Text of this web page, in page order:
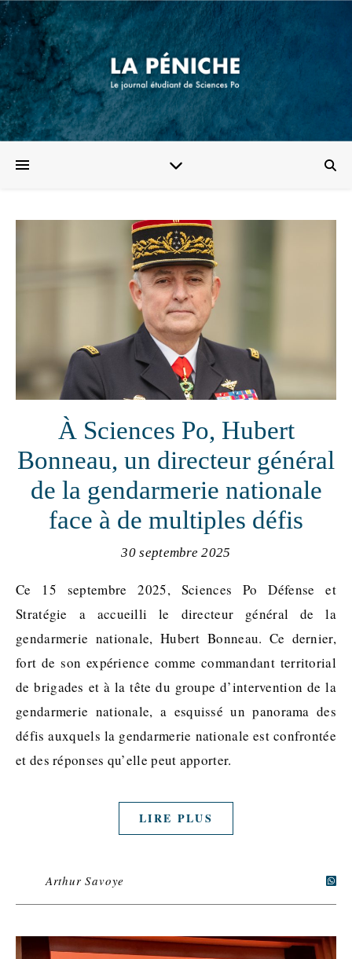
À Sciences Po, Hubert
Bonneau, un directeur général
de la gendarmerie nationale
face à de multiples défis
30 septembre 2025
Ce 15 septembre 2025, Sciences Po Défense et
Stratégie a accueilli le directeur général de la
gendarmerie nationale, Hubert Bonneau. Ce dernier,
fort de son expérience comme commandant territorial
de brigades et à la tête du groupe d’intervention de la
gendarmerie nationale, a esquissé un panorama des
défis auxquels la gendarmerie nationale est confrontée
et des réponses qu’elle peut apporter.
LIRE PLUS
Arthur Savoye